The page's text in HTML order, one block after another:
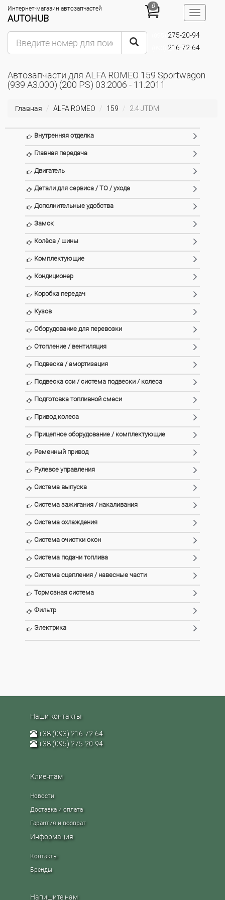
Toggle
0
Интернет-магазин автозапчастей
AUTOHUB
275-20-94
216-72-64
Автозапчасти для ALFA ROMEO 159 Sportwagon
(939 A3.000) (200 PS) 03.2006 - 11.2011
Главная ALFA ROMEO 159 2.4 JTDM
Внутренняя отделка
Главная передача
Двигатель
Детали для сервиса / ТО / ухода
Дополнительные удобства
Замок
Колёса / шины
Комплектующие
Кондиционер
Коробка передач
Кузов
Оборудование для перевозки
Отопление / вентиляция
Подвеска / амортизация
Подвеска оси / система подвески / колеса
Подготовка топливной смеси
Привод колеса
Прицепное оборудование / комплектующие
Ременный привод
Рулевое управления
Система выпуска
Система зажигания / накаливания
Система охлаждения
Система очистки окон
Система подачи топлива
Система сцепления / навесные части
Тормозная система
Фильтр
Электрика
Наши контакты
+38 (093) 216-72-64
+38 (095) 275-20-94
Клиентам
Новости
Доставка и оплата
Гарантия и возврат
Информация
Контакты
Бренды
Напишите нам